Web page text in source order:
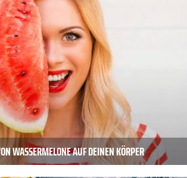
WASSERMELONE AUF DEINEN KÖRPER